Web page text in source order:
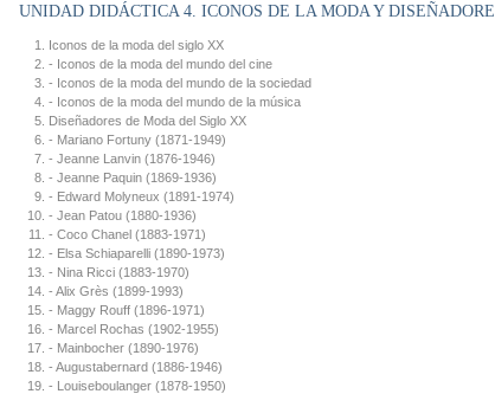
UNIDAD DIDÁCTICA 4. ICONOS DE LA MODA Y
Iconos de la moda del siglo XX
- Iconos de la moda del mundo del cine
- Iconos de la moda del mundo de la sociedad
- Iconos de la moda del mundo de la música
Diseñadores de Moda del Siglo XX
- Mariano Fortuny (1871-1949)
- Jeanne Lanvin (1876-1946)
- Jeanne Paquin (1869-1936)
- Edward Molyneux (1891-1974)
- Jean Patou (1880-1936)
- Coco Chanel (1883-1971)
- Elsa Schiaparelli (1890-1973)
- Nina Ricci (1883-1970)
- Alix Grès (1899-1993)
- Maggy Rouff (1896-1971)
- Marcel Rochas (1902-1955)
- Mainbocher (1890-1976)
- Augustabernard (1886-1946)
- Louiseboulanger (1878-1950)